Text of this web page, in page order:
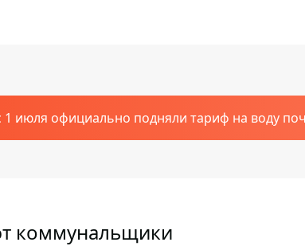
1 июля официально подняли тариф на воду
коммунальщики